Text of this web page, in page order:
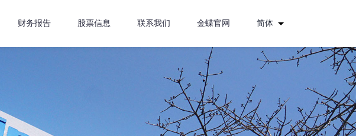
财务报告 股票信息 联系我们 金蝶官网 简体